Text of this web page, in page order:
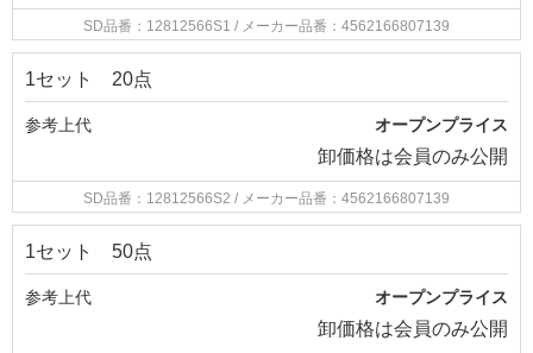
SD品番：12812566S1 / メーカー品番：4562166807139
1セット 20点
参考上代 オープンプライス
卸価格は会員のみ公開
SD品番：12812566S2 / メーカー品番：4562166807139
1セット 50点
参考上代 オープンプライス
卸価格は会員のみ公開